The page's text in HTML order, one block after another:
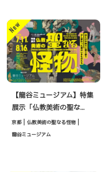
【龍谷ミュージアム】特集
展示「仏教美術の聖な...
京都 | 仏教美術の聖なる怪物 |
龍谷ミュージアム